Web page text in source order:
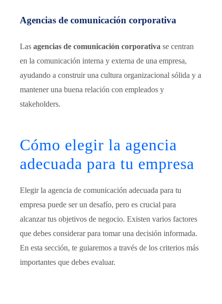
Agencias de comunicación corporativa
Las agencias de comunicación corporativa se centran
en la comunicación interna y externa de una empresa,
ayudando a construir una cultura organizacional sólida y a
mantener una buena relación con empleados y
stakeholders.
Cómo elegir la agencia
adecuada para tu empresa
Elegir la agencia de comunicación adecuada para tu
empresa puede ser un desafío, pero es crucial para
alcanzar tus objetivos de negocio. Existen varios factores
que debes considerar para tomar una decisión informada.
En esta sección, te guiaremos a través de los criterios más
importantes que debes evaluar.